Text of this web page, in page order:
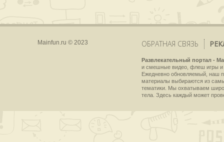
Mainfun.ru © 2023 ОБРАТНАЯ СВЯЗЬ
Развлекательный портал -
и смешные видео, флеш игры и
Ежедневно обновляемый, наш
материалы выбираются из
тематики. Мы охватываем
тела. Здесь каждый может